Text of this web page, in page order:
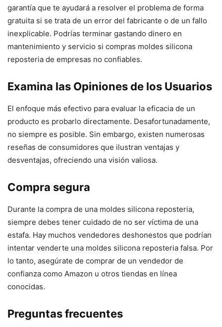
garantía que te ayudará a resolver el problema de forma
gratuita si se trata de un error del fabricante o de un fallo
inexplicable. Podrías terminar gastando dinero en
mantenimiento y servicio si compras moldes silicona
reposteria de empresas no confiables.
Examina las Opiniones de los Usuarios
El enfoque más efectivo para evaluar la eficacia de un
producto es probarlo directamente. Desafortunadamente,
no siempre es posible. Sin embargo, existen numerosas
reseñas de consumidores que ilustran ventajas y
desventajas, ofreciendo una visión valiosa.
Compra segura
Durante la compra de una moldes silicona reposteria,
siempre debes tener cuidado de no ser víctima de una
estafa. Hay muchos vendedores deshonestos que podrían
intentar venderte una moldes silicona reposteria falsa. Por
lo tanto, asegúrate de comprar de un vendedor de
confianza como Amazon u otros tiendas en línea
conocidas.
Preguntas frecuentes